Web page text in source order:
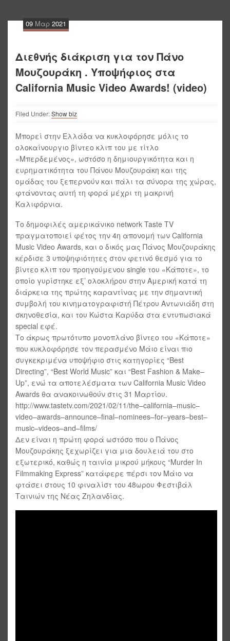
09 Μαρ 2021
Διεθνής διάκριση για τον Πάνο
Μουζουράκη . Υποψήφιος στα
California Music Video Awards! (video)
Filed Under:Show biz
Μπορεί στην Ελλάδα να κυκλοφόρησε μόλις το
ολοκαίνουργιο βίντεο κλιπ του με τίτλο
«Μπερδεμένος», ωστόσο η δημιουργικότητα και η
ευρηματικότητα του Πάνου Μουζουράκη και της
ομάδας του ξεπερνούν και πάλι τα σύνορα της χώρας,
φτάνοντας αυτή τη φορά μέχρι τη μακρινή
Καλιφόρνια.
Το δημοφιλές αμερικάνικο network Taste TV
πραγματοποιεί φέτος την 4η απονομή των California
Music Video Awards, και ο δικός μας Πάνος Μουζουράκης
κέρδισε 3 υποψηφιότητες στον φετινό θεσμό για το
βίντεο κλιπ του προηγούμενου single του «Κάποτε», το
οποίο γυρίστηκε εξ’ ολοκλήρου στην Αμερική κατά τη
διάρκεια της πρώτης καραντίνας με την σημαντική
συμβολή του κινηματογραφιστή Πέτρου Αντωνιάδη στη
σκηνοθεσία, και του Κώστα Καρύδα στα εντυπωσιακά
special εφέ.
Το άκρως πρωτότυπο μονοπλάνο βίντεο του «Κάποτε»
που κυκλοφόρησε τον περασμένο Μάιο είναι πιο
συγκεκριμένα υποψήφιο στις κατηγορίες “Best
Directing”, “Best World Music” και “Best Fashion & Make–
Up”, ενώ τα αποτελέσματα των California Music Video
Awards θα ανακοινωθούν στις 31 Μαρτίου.
http://www.tastetv.com/2021/02/11/the–california–music–
video–awards–announce–final–nominees–for–years–best–
music–videos–and–films/
Δεν είναι η πρώτη φορά ωστόσο που ο Πάνος
Μουζουράκης ξεχωρίζει για μια δουλειά του στο
εξωτερικό, καθώς η ταινία μικρού μήκους “Murder In
Filmmaking Express” κατάφερε πέρσι τον Μάιο να
φτάσει στους 10 φιναλίστ του 48ωρου Φεστιβάλ
Ταινιών της Νέας Ζηλανδίας.